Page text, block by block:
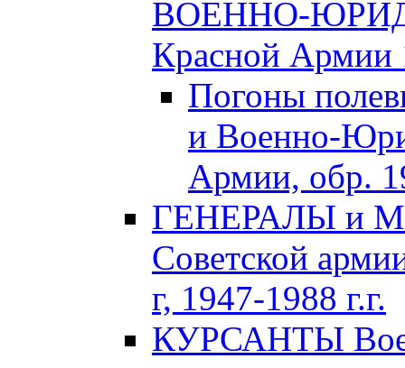
ВОЕННО-
Красной Армии
Погоны
и Военно-
Армии, обр.
ГЕНЕРАЛЫ и
Советской
г, 1947-1988 г.г.
КУРСАНТЫ